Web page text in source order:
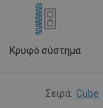
Κρυφό σύστημα
Σειρά: Cube